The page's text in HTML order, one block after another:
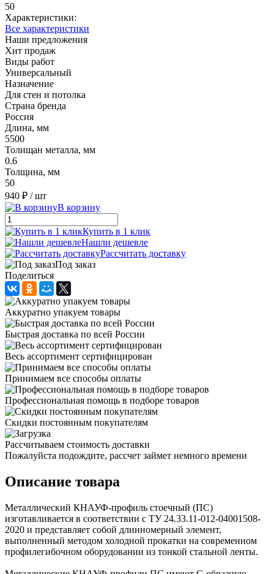
50
Характеристики:
Все характеристики
Наши предложения
Хит продаж
Виды работ
Универсальный
Назначение
Для стен и потолка
Страна бренда
Россия
Длина, мм
5500
Толищан металла, мм
0.6
Толщина, мм
50
940 ₽ / шт
В корзину
Купить в 1 клик
Нашли дешевле
Рассчитать доставку
Под заказ
Поделиться
Аккуратно упакуем товары
Быстрая доставка по всей России
Весь ассортимент сертифицирован
Принимаем все способы оплаты
Профессиональная помощь в подборе товаров
Скидки постоянным покупателям
Рассчитываем стоимость доставки
Пожалуйста подождите, рассчет займет немного времени
Описание товара
Металлический КНАУФ-профиль стоечный (ПС)
изготавливается в соответствии с ТУ 24.33.11-012-04001508-
2020 и представляет собой длинномерный элемент,
выполненный методом холодной прокатки на современном
профилегибочном оборудовании из тонкой стальной ленты.